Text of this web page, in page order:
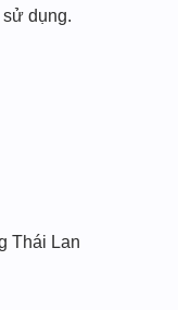
dụng.
Thái Lan